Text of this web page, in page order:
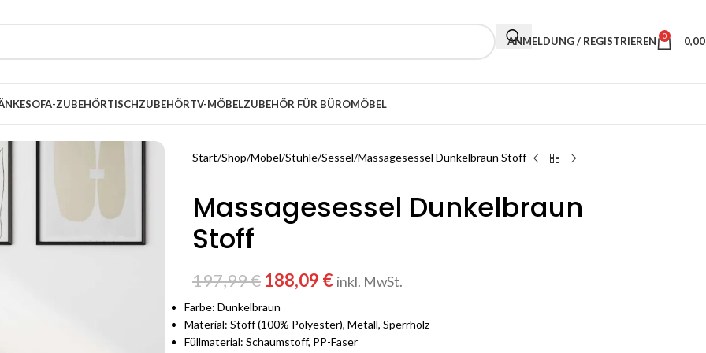
ANMELDUNG / REGISTRIEREN 0
SOFA-ZUBEHÖRTISCHZUBEHÖRTV-MÖBELZUBEHÖR FÜR BÜROMÖBEL
Start Shop Möbel Stühle Sessel Massagesessel Dunkelbraun Stoff
Massagesessel Dunkelbraun
Stoff
197,99€ 188,09 € inkl. MwSt.
Farbe: Dunkelbraun
Material: Stoff (100% Polyester), Metall, Sperrholz
Füllmaterial: Schaumstoff, PP-Faser